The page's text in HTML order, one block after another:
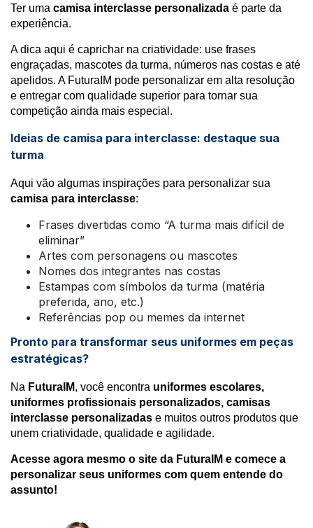
Ter uma camisa interclasse personalizada é parte da
experiência.
A dica aqui é caprichar na criatividade: use frases
engraçadas, mascotes da turma, números nas costas e até
apelidos. A FuturaIM pode personalizar em alta resolução
e entregar com qualidade superior para tornar sua
competição ainda mais especial.
Ideias de camisa para interclasse: destaque sua
turma
Aqui vão algumas inspirações para personalizar sua
camisa para interclasse:
Frases divertidas como “A turma mais difícil de
eliminar”
Artes com personagens ou mascotes
Nomes dos integrantes nas costas
Estampas com símbolos da turma (matéria
preferida, ano, etc.)
Referências pop ou memes da internet
Pronto para transformar seus uniformes em peças
estratégicas?
Na FuturaIM, você encontra uniformes escolares,
uniformes profissionais personalizados, camisas
interclasse personalizadas e muitos outros produtos que
unem criatividade, qualidade e agilidade.
Acesse agora mesmo o site da FuturaIM e comece a
personalizar seus uniformes com quem entende do
assunto!